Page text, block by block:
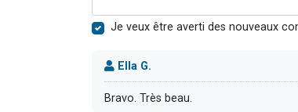
Je veux être averti des nouveaux
Ella G.
Bravo. Très beau.